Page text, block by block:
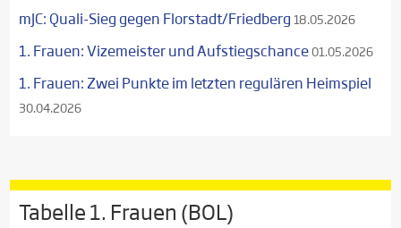
mJC: Quali-Sieg gegen Florstadt/Friedberg 18.05.2026
1. Frauen: Vizemeister und Aufstiegschance01.05.2026
1. Frauen: Zwei Punkte im letzten regulären Heimspiel
30.04.2026
Tabelle 1. Frauen (BOL)